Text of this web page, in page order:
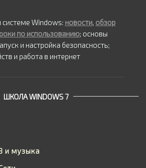
Windows: новости обзор
по использованию; основы
и настройка безопасность;
и работа в интернет
ШКОЛА WINDOWS 7
и музыка